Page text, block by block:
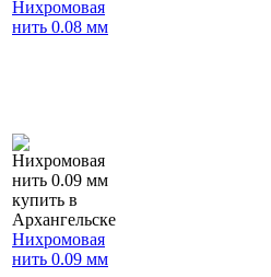
Нихромовая
нить 0.08 мм
Нихромовая
нить 0.09 мм